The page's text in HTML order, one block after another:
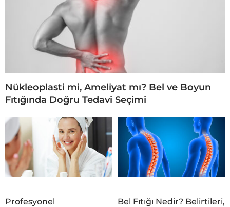
Nükleoplasti mi, Ameliyat mı? Bel ve Boyun
Fıtığında Doğru Tedavi Seçimi
Profesyonel
Bel Fıtığı Nedir? Belirtileri,